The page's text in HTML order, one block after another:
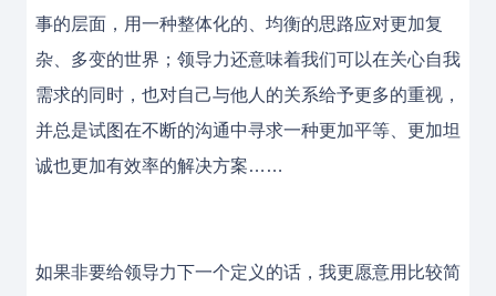
事的层面，用一种整体化的、均衡的思路应对更加复
杂、多变的世界；领导力还意味着我们可以在关心自我
需求的同时，也对自己与他人的关系给予更多的重视，
并总是试图在不断的沟通中寻求一种更加平等、更加坦
诚也更加有效率的解决方案……
如果非要给领导力下一个定义的话，我更愿意用比较简